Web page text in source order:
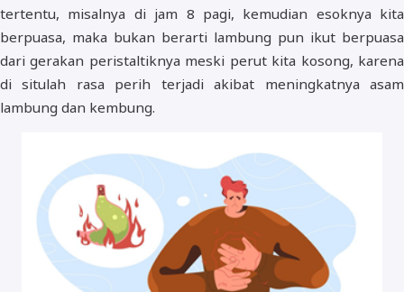
tertentu, misalnya di jam 8 pagi, kemudian esoknya kita
berpuasa, maka bukan berarti lambung pun ikut berpuasa
dari gerakan peristaltiknya meski perut kita kosong, karena
di situlah rasa perih terjadi akibat meningkatnya asam
lambung dan kembung.